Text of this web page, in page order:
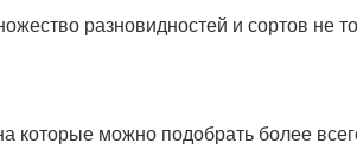
разновидностей и сортов не
которые можно подобрать более